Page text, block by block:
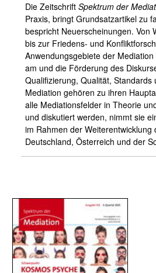
Die Zeitschrift Spektrum der
Praxis, bringt Grundsatzartikel zu
bespricht Neuerscheinungen. Von
bis zur Friedens- und
Anwendungsgebiete der
am und die Förderung des
Qualifizierung, Qualität, Standards
Mediation gehören zu ihren
alle Mediationsfelder in Theorie
und diskutiert werden, nimmt sie
im Rahmen der Weiterentwicklung
Deutschland, Österreich und der